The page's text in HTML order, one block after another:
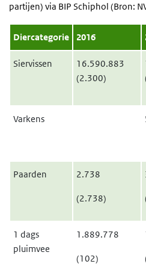
partijen) via BIP Schiphol (Bron:
Diercategorie 2016
Siervissen
16.590.883
(2.300)
Varkens
Paarden 2.738
(2.738)
1 dags
pluimvee
1.889.778
(102)